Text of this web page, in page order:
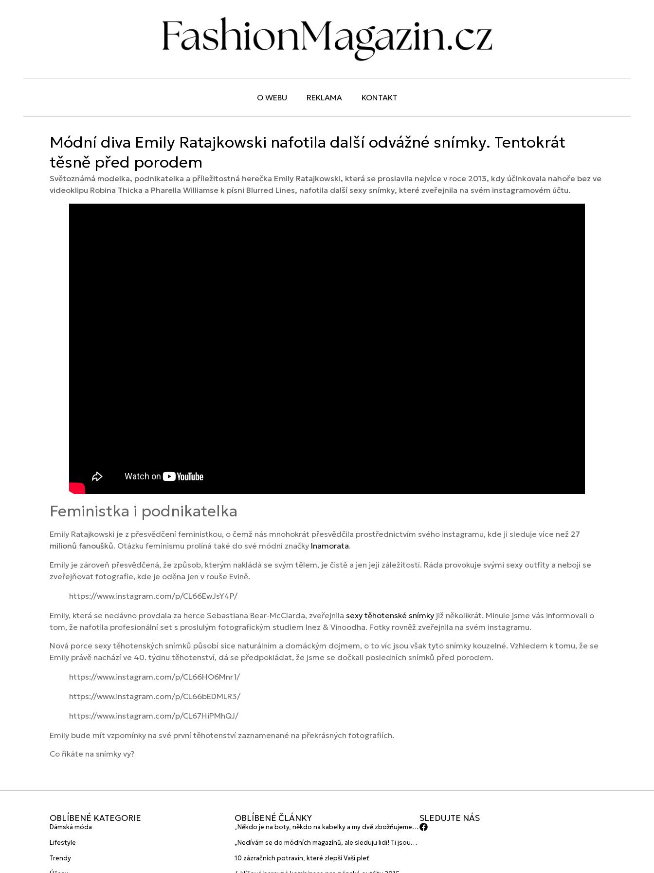
O WEBU REKLAMA KONTAKT
Módní diva Emily Ratajkowski nafotila další odvážné snímky. Tentokrát
těsně před porodem
Světoznámá modelka, podnikatelka a příležitostná herečka Emily Ratajkowski, která se proslavila nejvíce v roce 2013, kdy účinkovala nahoře bez ve
videoklipu Robina Thicka a Pharella Williamse k písni Blurred Lines, nafotila další sexy snímky, které zveřejnila na svém instagramovém účtu.
Feministka i podnikatelka
Emily Ratajkowski je z přesvědčení feministkou, o čemž nás mnohokrát přesvědčila prostřednictvím svého instagramu, kde ji sleduje více než 27
milionů fanoušků. Otázku feminismu prolíná také do své módní značky Inamorata.
Emily je zároveň přesvědčená, že způsob, kterým nakládá se svým tělem, je čistě a jen její záležitostí. Ráda provokuje svými sexy outfity a nebojí se
zveřejňovat fotografie, kde je oděna jen v rouše Evině.
https://www.instagram.com/p/CL66EwJsY4P/
Emily, která se nedávno provdala za herce Sebastiana Bear-McClarda, zveřejnila sexy těhotenské snímky již několikrát. Minule jsme vás informovali o
tom, že nafotila profesionální set s proslulým fotografickým studiem Inez & Vinoodha. Fotky rovněž zveřejnila na svém instagramu.
Nová porce sexy těhotenských snímků působí sice naturálním a domáckým dojmem, o to víc jsou však tyto snímky kouzelné. Vzhledem k tomu, že se
Emily právě nachází ve 40. týdnu těhotenství, dá se předpokládat, že jsme se dočkali posledních snímků před porodem.
https://www.instagram.com/p/CL66HO6Mnr1/
https://www.instagram.com/p/CL66bEDMLR3/
https://www.instagram.com/p/CL67HiPMhQJ/
Emily bude mít vzpomínky na své první těhotenství zaznamenané na překrásných fotografiích.
Co říkáte na snímky vy?
OBLÍBENÉ KATEGORIE
Dámská móda
Lifestyle
Trendy
OBLÍBENÉ ČLÁNKY
„Někdo je na boty, někdo na kabelky a my dvě zbožňujeme
značky HANAJANA Swimwear
„Nedívám se do módních magazínů, ale sleduju lidi! Ti jsou
10 zázračních potravin, které zlepší Vaši pleť
SLEDUJTE NÁS